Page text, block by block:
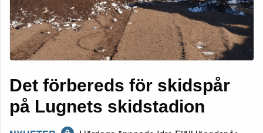
Det förbereds för skidspår
på Lugnets skidstadion